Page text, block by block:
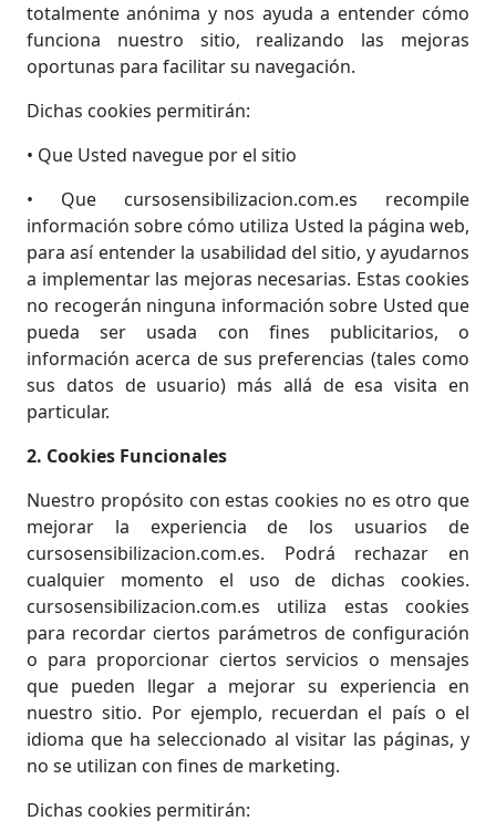
totalmente anónima y nos ayuda a entender cómo
funciona nuestro sitio, realizando las mejoras
oportunas para facilitar su navegación.
Dichas cookies permitirán:
• Que Usted navegue por el sitio
• Que cursosensibilizacion.com.es recompile
información sobre cómo utiliza Usted la página web,
para así entender la usabilidad del sitio, y ayudarnos
a implementar las mejoras necesarias. Estas cookies
no recogerán ninguna información sobre Usted que
pueda ser usada con fines publicitarios, o
información acerca de sus preferencias (tales como
sus datos de usuario) más allá de esa visita en
particular.
2. Cookies Funcionales
Nuestro propósito con estas cookies no es otro que
mejorar la experiencia de los usuarios de
cursosensibilizacion.com.es. Podrá rechazar en
cualquier momento el uso de dichas cookies.
cursosensibilizacion.com.es utiliza estas cookies
para recordar ciertos parámetros de configuración
o para proporcionar ciertos servicios o mensajes
que pueden llegar a mejorar su experiencia en
nuestro sitio. Por ejemplo, recuerdan el país o el
idioma que ha seleccionado al visitar las páginas, y
no se utilizan con fines de marketing.
Dichas cookies permitirán: